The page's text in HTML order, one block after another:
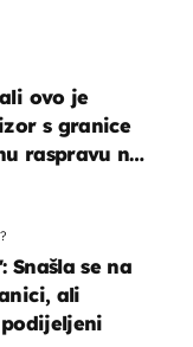
ovo je
s granice
raspravu na
se na
ali